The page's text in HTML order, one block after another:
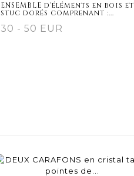
ENSEMBLE d'éléments en bois et
stuc dorés comprenant :...
30 - 50 EUR